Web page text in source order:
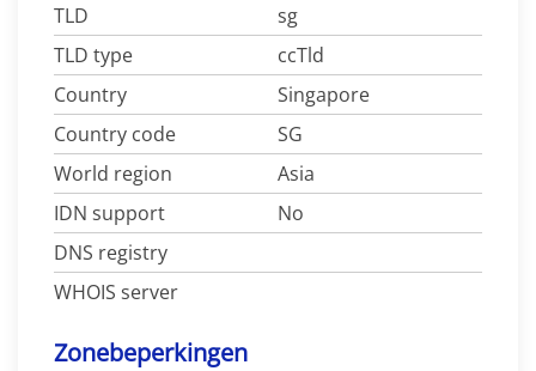
TLD
sg
TLD type
ccTld
Country
Singapore
Country code
SG
World region
Asia
IDN support
No
DNS registry
WHOIS server
Zonebeperkingen